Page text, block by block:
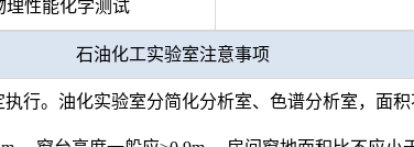
理性能化学测试
石油化工实验室注意事项
行。油化实验室分简化分析室、色谱分析室，面